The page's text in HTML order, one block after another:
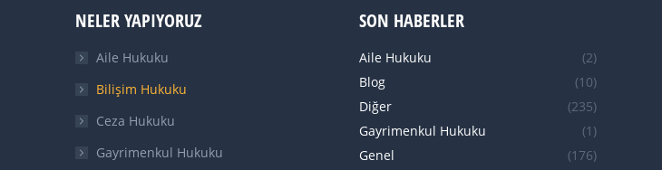
NELER YAPIYORUZ
Aile Hukuku
Bilişim Hukuku
Ceza Hukuku
Gayrimenkul Hukuku
SON HABERLER
Aile Hukuku
(2)
Blog
(10)
Diğer
(235)
Gayrimenkul Hukuku
(1)
Genel
(176)